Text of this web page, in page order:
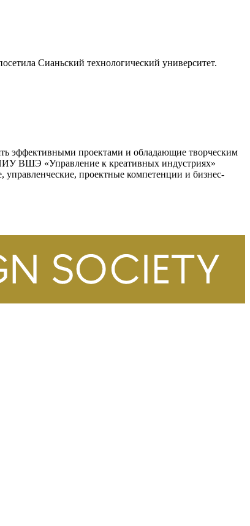
Сианьский технологический университет.
эффективными проектами и обладающие творческим
ВШЭ «Управление к креативных индустриях»
проектные компетенции и бизнес-